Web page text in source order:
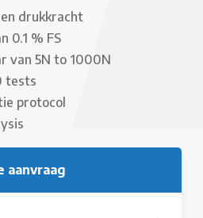
drukkracht
0.1 % FS
van 5N to 1000N
tests
protocol
aanvraag